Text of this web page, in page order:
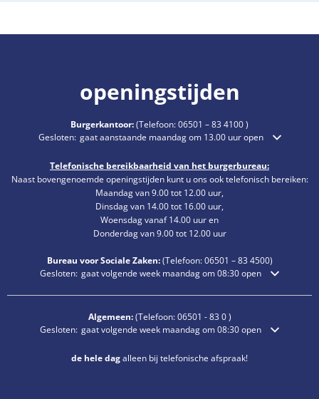
openingstijden
Burgerkantoor:(Telefoon:06501 – 83 4100)
Klik om extra openings- of sluitingstijden te verbergen
Gesloten: gaat aanstaande maandag om 13.00 uur open
Telefonische bereikbaarheid van het burgerbureau:
Naast bovengenoemde openingstijden kunt u ons ook telefonisch bereiken:
Maandag van 9.00 tot 12.00 uur,
Dinsdag van 14.00 tot 16.00 uur,
Woensdag vanaf 14.00 uur en
Donderdag van 9.00 tot 12.00 uur
Bureau voor Sociale Zaken:(Telefoon:06501 – 834500)
Klik om extra openings- of sluitingstijden te verbergen
Gesloten: gaat volgende week maandag om 08:30 open
Algemeen:(Telefoon:06501 - 83 0)
Klik om extra openings- of sluitingstijden te verbergen
Gesloten: gaat volgende week maandag om 08:30 open
de hele dagalleen bij telefonische afspraak!